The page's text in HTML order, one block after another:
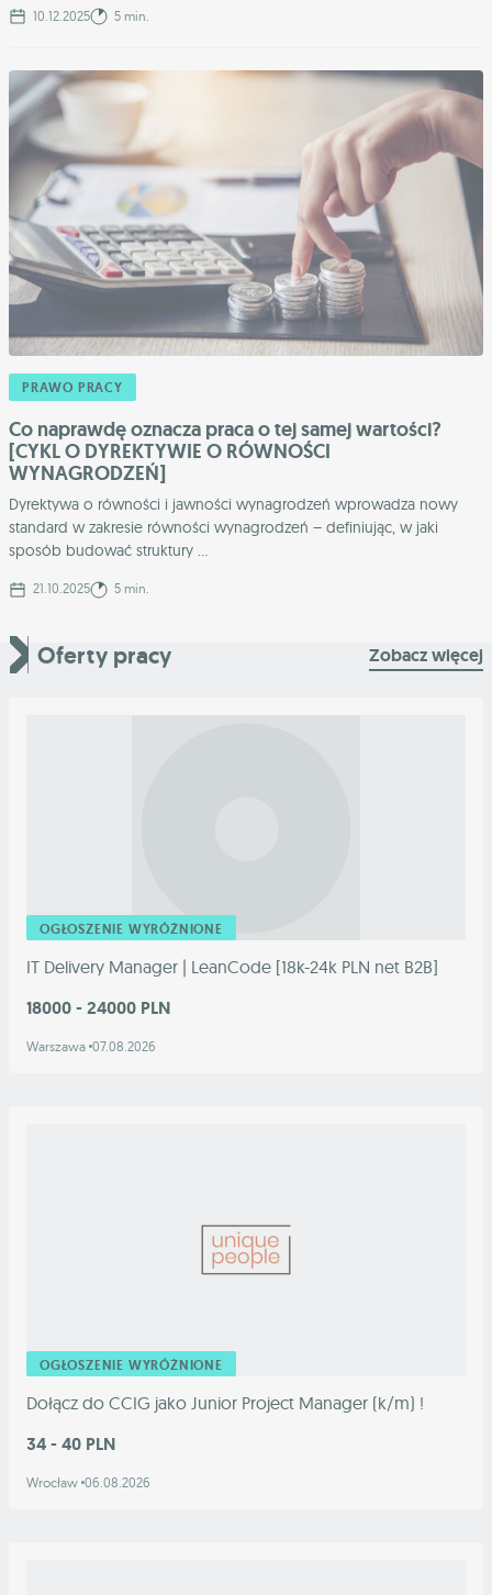
10.12.2025 5 min.
PRAWO PRACY
Co naprawdę oznacza praca o tej samej wartości?
[CYKL O DYREKTYWIE O RÓWNOŚCI
WYNAGRODZEŃ]
Dyrektywa o równości i jawności wynagrodzeń wprowadza nowy
standard w zakresie równości wynagrodzeń – definiując, w jaki
sposób budować struktury ...
21.10.2025 5 min.
Oferty pracy Zobacz więcej
OGŁOSZENIE WYRÓŻNIONE
IT Delivery Manager | LeanCode [18k-24k PLN net B2B]
18000 - 24000 PLN
Warszawa 07.08.2026
OGŁOSZENIE WYRÓŻNIONE
Dołącz do CCIG jako Junior Project Manager (k/m) !
34 - 40 PLN
Wrocław 06.08.2026